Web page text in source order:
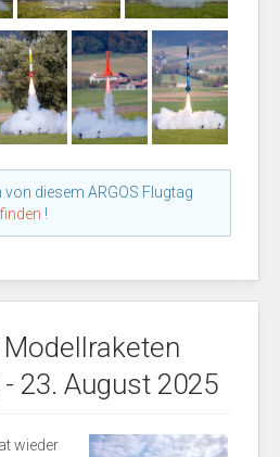
von diesem ARGOS Flugtag
!
Modellraketen
23. August 2025
wieder